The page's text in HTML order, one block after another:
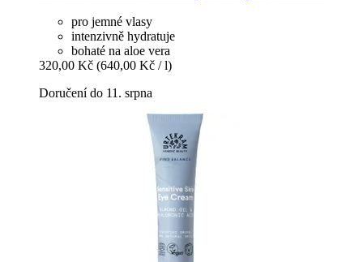
pro jemné vlasy
intenzivně hydratuje
bohaté na aloe vera
320,00 Kč (640,00 Kč / l)
Doručení do 11. srpna